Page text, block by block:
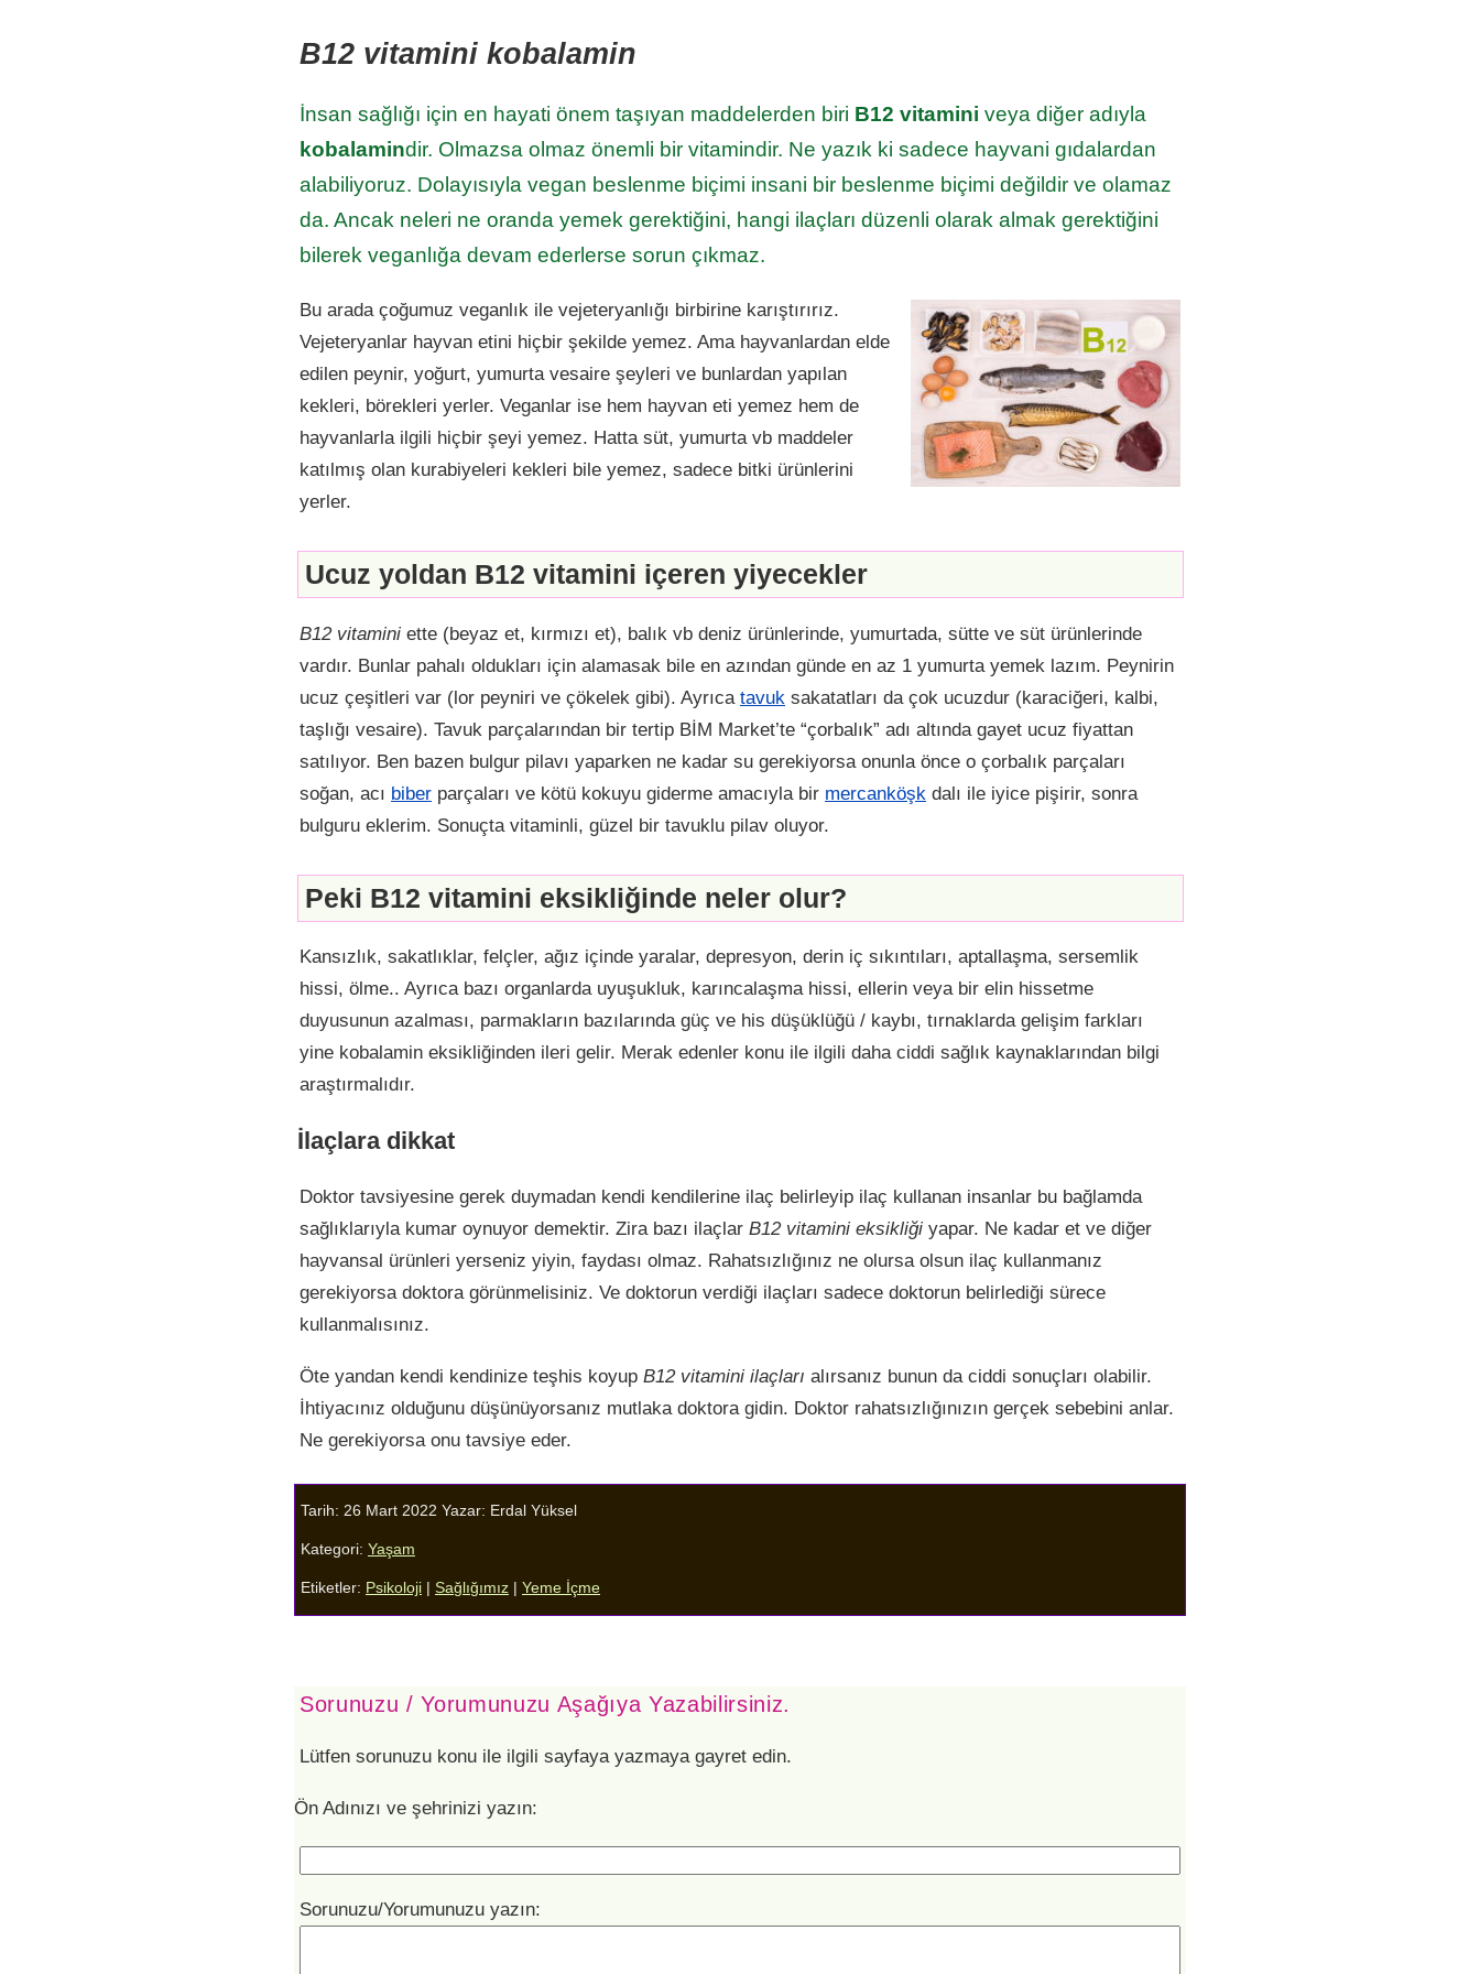
B12 vitamini kobalamin
İnsan sağlığı için en hayati önem taşıyan maddelerden biri B12 vitamini veya diğer adıyla
kobalamindir. Olmazsa olmaz önemli bir vitamindir. Ne yazık ki sadece hayvani gıdalardan
alabiliyoruz. Dolayısıyla vegan beslenme biçimi insani bir beslenme biçimi değildir ve olamaz
da. Ancak neleri ne oranda yemek gerektiğini, hangi ilaçları düzenli olarak almak gerektiğini
bilerek veganlığa devam ederlerse sorun çıkmaz.
Bu arada çoğumuz veganlık ile vejeteryanlığı birbirine karıştırırız.
Vejeteryanlar hayvan etini hiçbir şekilde yemez. Ama hayvanlardan elde
edilen peynir, yoğurt, yumurta vesaire şeyleri ve bunlardan yapılan
kekleri, börekleri yerler. Veganlar ise hem hayvan eti yemez hem de
hayvanlarla ilgili hiçbir şeyi yemez. Hatta süt, yumurta vb maddeler
katılmış olan kurabiyeleri kekleri bile yemez, sadece bitki ürünlerini
yerler.
Ucuz yoldan B12 vitamini içeren yiyecekler
B12 vitamini ette (beyaz et, kırmızı et), balık vb deniz ürünlerinde, yumurtada, sütte ve süt ürünlerinde
vardır. Bunlar pahalı oldukları için alamasak bile en azından günde en az 1 yumurta yemek lazım. Peynirin
ucuz çeşitleri var (lor peyniri ve çökelek gibi). Ayrıca tavuk sakatatları da çok ucuzdur (karaciğeri, kalbi,
taşlığı vesaire). Tavuk parçalarından bir tertip BİM Market’te “çorbalık” adı altında gayet ucuz fiyattan
satılıyor. Ben bazen bulgur pilavı yaparken ne kadar su gerekiyorsa onunla önce o çorbalık parçaları
soğan, acı biber parçaları ve kötü kokuyu giderme amacıyla bir mercanköşk dalı ile iyice pişirir, sonra
bulguru eklerim. Sonuçta vitaminli, güzel bir tavuklu pilav oluyor.
Peki B12 vitamini eksikliğinde neler olur?
Kansızlık, sakatlıklar, felçler, ağız içinde yaralar, depresyon, derin iç sıkıntıları, aptallaşma, sersemlik
hissi, ölme.. Ayrıca bazı organlarda uyuşukluk, karıncalaşma hissi, ellerin veya bir elin hissetme
duyusunun azalması, parmakların bazılarında güç ve his düşüklüğü / kaybı, tırnaklarda gelişim farkları
yine kobalamin eksikliğinden ileri gelir. Merak edenler konu ile ilgili daha ciddi sağlık kaynaklarından bilgi
araştırmalıdır.
İlaçlara dikkat
Doktor tavsiyesine gerek duymadan kendi kendilerine ilaç belirleyip ilaç kullanan insanlar bu bağlamda
sağlıklarıyla kumar oynuyor demektir. Zira bazı ilaçlar B12 vitamini eksikliği yapar. Ne kadar et ve diğer
hayvansal ürünleri yerseniz yiyin, faydası olmaz. Rahatsızlığınız ne olursa olsun ilaç kullanmanız
gerekiyorsa doktora görünmelisiniz. Ve doktorun verdiği ilaçları sadece doktorun belirlediği sürece
kullanmalısınız.
Öte yandan kendi kendinize teşhis koyup B12 vitamini ilaçları alırsanız bunun da ciddi sonuçları olabilir.
İhtiyacınız olduğunu düşünüyorsanız mutlaka doktora gidin. Doktor rahatsızlığınızın gerçek sebebini anlar.
Ne gerekiyorsa onu tavsiye eder.
Tarih: 26 Mart 2022 Yazar: Erdal Yüksel
Kategori: Yaşam
Etiketler: Psikoloji Sağlığımız Yeme İçme
Sorunuzu / Yorumunuzu Aşağıya Yazabilirsiniz.
Lütfen sorunuzu konu ile ilgili sayfaya yazmaya gayret edin.
Ön Adınızı ve şehrinizi yazın:
Sorunuzu/Yorumunuzu yazın: